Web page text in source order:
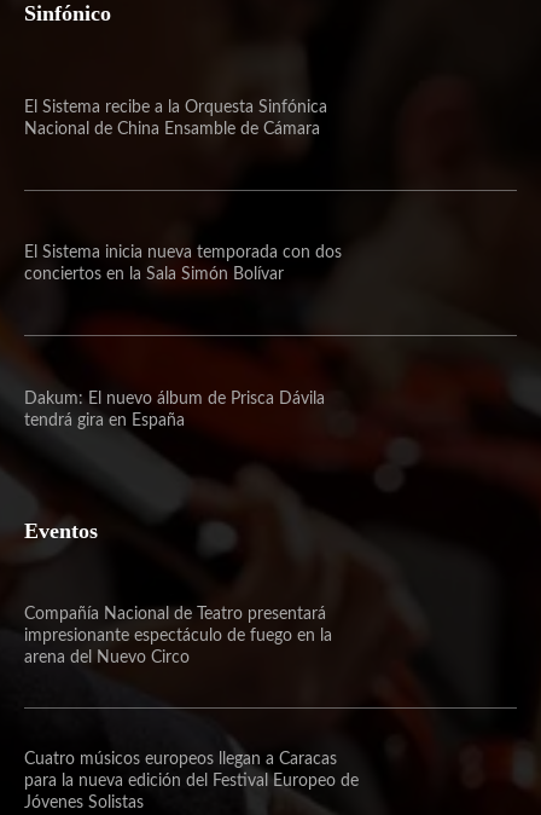
Sinfónico
El Sistema recibe a la Orquesta Sinfónica
Nacional de China Ensamble de Cámara
El Sistema inicia nueva temporada con dos
conciertos en la Sala Simón Bolívar
Dakum: El nuevo álbum de Prisca Dávila
tendrá gira en España
Eventos
Compañía Nacional de Teatro presentará
impresionante espectáculo de fuego en la
arena del Nuevo Circo
Cuatro músicos europeos llegan a Caracas
para la nueva edición del Festival Europeo de
Jóvenes Solistas